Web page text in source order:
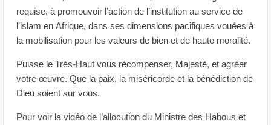
requise, à promouvoir l’action de l’institution au service de
l’islam en Afrique, dans ses dimensions pacifiques vouées à
la mobilisation pour les valeurs de bien et de haute moralité.
Puisse le Très-Haut vous récompenser, Majesté, et agréer
votre œuvre. Que la paix, la miséricorde et la bénédiction de
Dieu soient sur vous.
Pour voir la vidéo de l’allocution du Ministre des Habous et